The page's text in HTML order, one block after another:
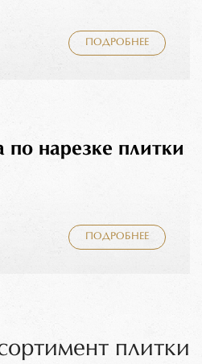
ПОДРОБНЕЕ
по нарезке плитки
ПОДРОБНЕЕ
плитки